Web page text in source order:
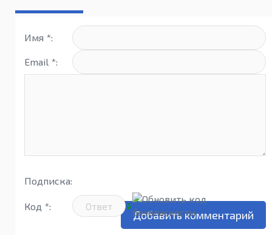
Имя *:
Email *:
Подписка:
Код *: